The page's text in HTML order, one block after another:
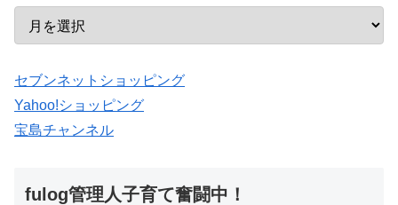
セブンネットショッピング
Yahoo!ショッピング
宝島チャンネル
fulog管理人子育て奮闘中！